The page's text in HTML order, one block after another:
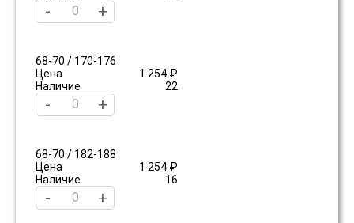
- +
68-70 / 170-176
Цена
1 254 ₽
Наличие
22
- +
68-70 / 182-188
Цена
1 254 ₽
Наличие
16
- +